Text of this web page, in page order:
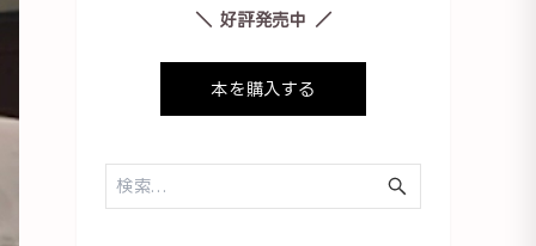
＼ 好評発売中 ／
本を購入する